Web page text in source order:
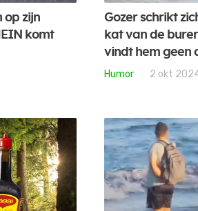
op zijn
komt
Gozer schrikt
kat van de
vindt hem geen
Humor 2 okt